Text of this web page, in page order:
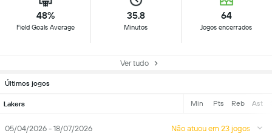
48%
Field Goals Average
35.8
Minutos
64
Jogos encerrados
Ver tudo
Últimos jogos
Lakers Min Pts Reb Ast
05/04/2026 - 18/07/2026 Não atuou em 23 jogos